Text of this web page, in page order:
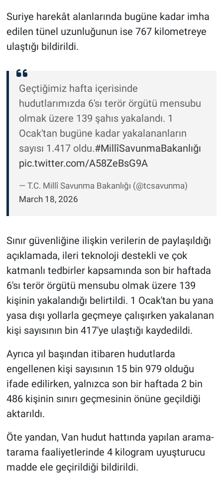
Suriye harekât alanlarında bugüne kadar imha
edilen tünel uzunluğunun ise 767 kilometreye
ulaştığı bildirildi.
Geçtiğimiz hafta içerisinde
hudutlarımızda 6'sı terör örgütü mensubu
olmak üzere 139 şahıs yakalandı. 1
Ocak'tan bugüne kadar yakalananların
sayısı 1.417 oldu.#MillîSavunmaBakanlığı
pic.twitter.com/A58ZeBsG9A
— T.C. Millî Savunma Bakanlığı (@tcsavunma)
March 18, 2026
Sınır güvenliğine ilişkin verilerin de paylaşıldığı
açıklamada, ileri teknoloji destekli ve çok
katmanlı tedbirler kapsamında son bir haftada
6'sı terör örgütü mensubu olmak üzere 139
kişinin yakalandığı belirtildi. 1 Ocak'tan bu yana
yasa dışı yollarla geçmeye çalışırken yakalanan
kişi sayısının bin 417'ye ulaştığı kaydedildi.
Ayrıca yıl başından itibaren hudutlarda
engellenen kişi sayısının 15 bin 979 olduğu
ifade edilirken, yalnızca son bir haftada 2 bin
486 kişinin sınırı geçmesinin önüne geçildiği
aktarıldı.
Öte yandan, Van hudut hattında yapılan arama-
tarama faaliyetlerinde 4 kilogram uyuşturucu
madde ele geçirildiği bildirildi.